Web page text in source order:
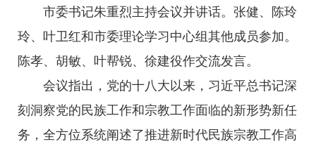
市委书记朱重烈主持会议并讲话。张健、陈玲
玲、叶卫红和市委理论学习中心组其他成员参加。
陈孝、胡敏、叶帮锐、徐建役作交流发言。
会议指出，党的十八大以来，习近平总书记深
刻洞察党的民族工作和宗教工作面临的新形势新任
务，全方位系统阐述了推进新时代民族宗教工作高